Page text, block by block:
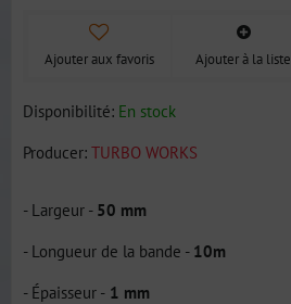
Ajouter aux favoris Ajouter à la liste
Disponibilité: En stock
Producer: TURBO WORKS
- Largeur - 50 mm
- Longueur de la bande - 10m
- Épaisseur - 1 mm